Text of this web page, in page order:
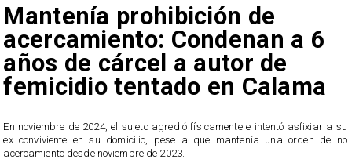
Mantenía prohibición de
acercamiento: Condenan a 6
años de cárcel a autor de
femicidio tentado en Calama
En noviembre de 2024, el sujeto agredió físicamente e intentó asfixiar a su
ex conviviente en su domicilio, pese a que mantenía una orden de no
acercamiento desde noviembre de 2023.